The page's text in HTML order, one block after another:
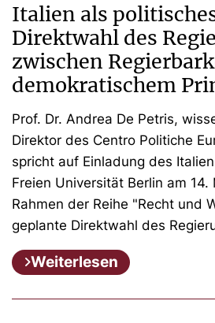
Italien als
Direktwahl des
zwischen
demokratischem
Prof. Dr. Andrea De Petris,
Direktor des Centro Politiche
spricht auf Einladung des
Freien Universität Berlin am 14.
Rahmen der Reihe "Recht und
geplante Direktwahl des
Weiterlesen